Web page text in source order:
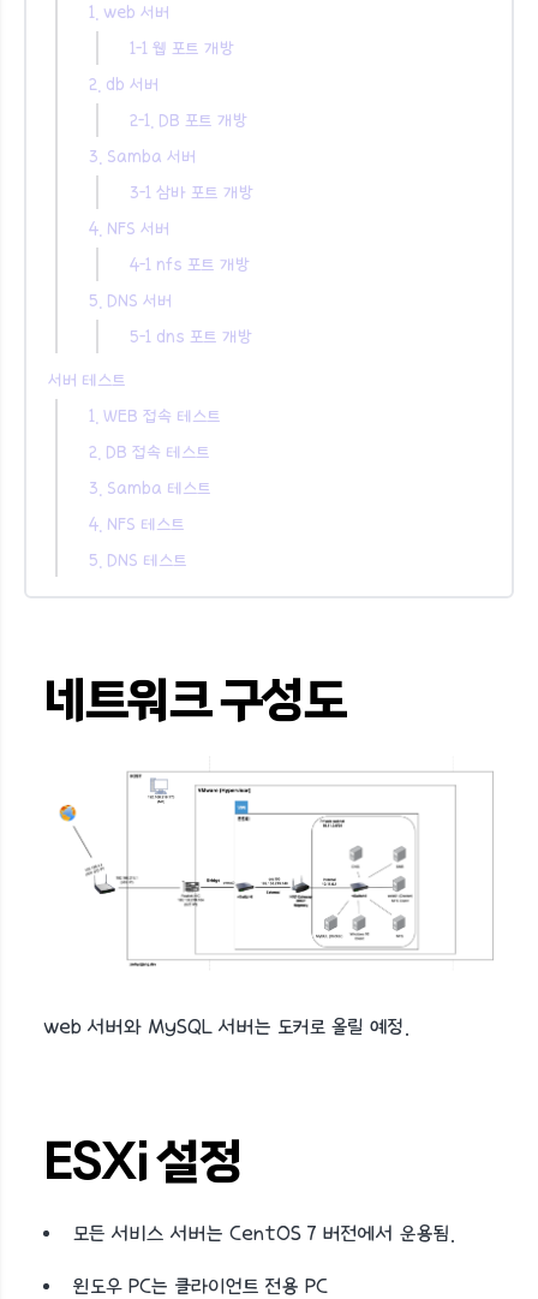
1. web 서버
1-1 웹 포트 개방
2. db 서버
2-1. DB 포트 개방
3. Samba 서버
3-1 삼바 포트 개방
4. NFS 서버
4-1 nfs 포트 개방
5. DNS 서버
5-1 dns 포트 개방
서버 테스트
1. WEB 접속 테스트
2. DB 접속 테스트
3. Samba 테스트
4. NFS 테스트
5. DNS 테스트
네트워크 구성도
web 서버와 MySQL 서버는 도커로 올릴 예정.
ESXi 설정
모든 서비스 서버는 CentOS 7 버전에서 운용됨.
윈도우 PC는 클라이언트 전용 PC